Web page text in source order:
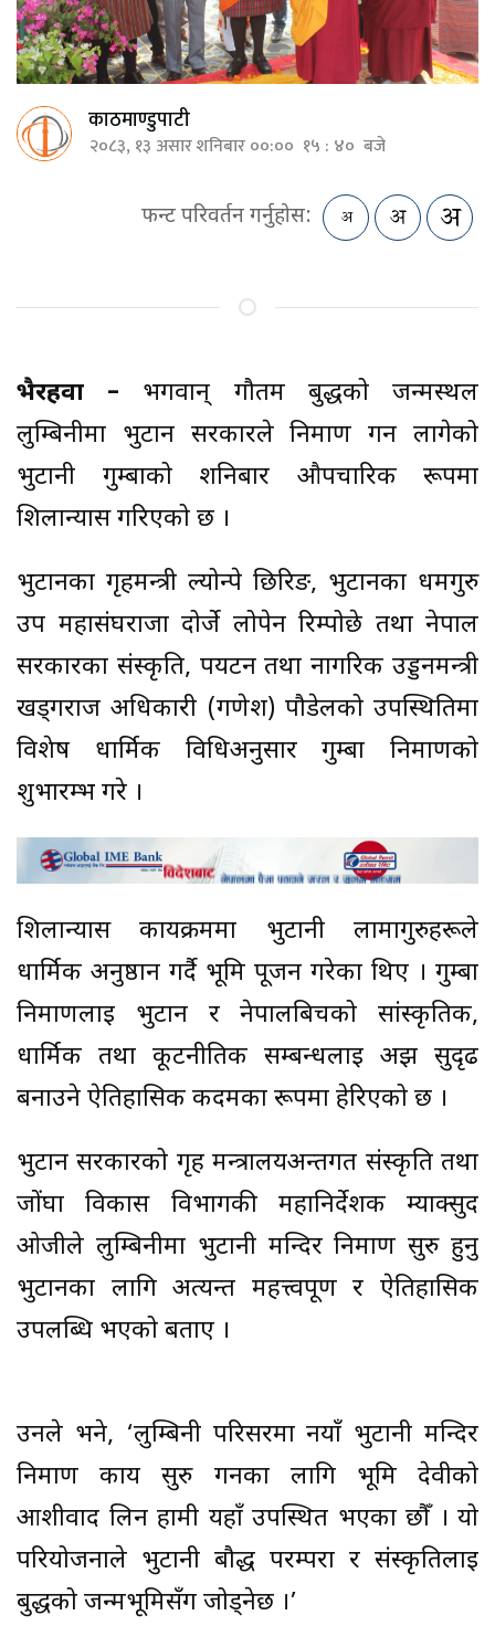
काठमाण्डुपाटी
२०८३, १३ असार शनिबार ००:०० १५ : ४० बजे
फन्ट परिवर्तन गर्नुहोस:
भैरहवा – भगवान् गौतम बुद्धको जन्मस्थल
लुम्बिनीमा भुटान सरकारले निर्माण गर्न लागेको
भुटानी गुम्बाको शनिबार औपचारिक रूपमा
शिलान्यास गरिएको छ ।
भुटानका गृहमन्त्री ल्योन्पे छिरिङ, भुटानका धर्मगुरु
उप महासंघराजा दोर्जे लोपेन रिम्पोछे तथा नेपाल
सरकारका संस्कृति, पर्यटन तथा नागरिक उड्डनमन्त्री
खड्गराज अधिकारी (गणेश) पौडेलको उपस्थितिमा
विशेष धार्मिक विधिअनुसार गुम्बा निर्माणको
शुभारम्भ गरे ।
शिलान्यास कार्यक्रममा भुटानी लामागुरुहरूले
धार्मिक अनुष्ठान गर्दै भूमि पूजन गरेका थिए । गुम्बा
निर्माणलाई भुटान र नेपालबिचको सांस्कृतिक,
धार्मिक तथा कूटनीतिक सम्बन्धलाई अझ सुदृढ
बनाउने ऐतिहासिक कदमका रूपमा हेरिएको छ ।
भुटान सरकारको गृह मन्त्रालयअन्तर्गत संस्कृति तथा
जोंघा विकास विभागकी महानिर्देशक म्याक्सुद
ओजीले लुम्बिनीमा भुटानी मन्दिर निर्माण सुरु हुनु
भुटानका लागि अत्यन्त महत्त्वपूर्ण र ऐतिहासिक
उपलब्धि भएको बताए ।
उनले भने, ‘लुम्बिनी परिसरमा नयाँ भुटानी मन्दिर
निर्माण कार्य सुरु गर्नका लागि भूमि देवीको
आशीर्वाद लिन हामी यहाँ उपस्थित भएका छौँ । यो
परियोजनाले भुटानी बौद्ध परम्परा र संस्कृतिलाई
बुद्धको जन्मभूमिसँग जोड्नेछ ।’